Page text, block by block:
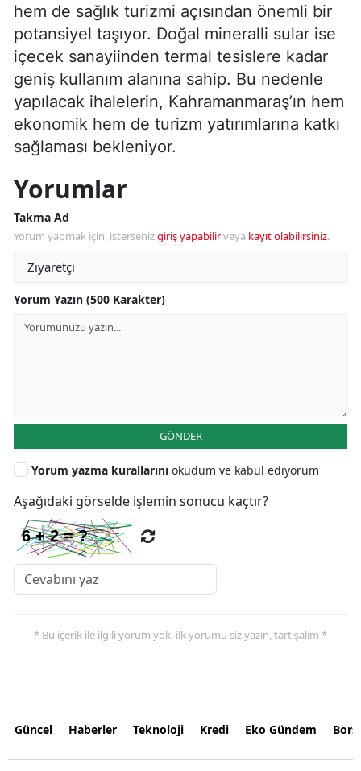
hem de sağlık turizmi açısından önemli bir
potansiyel taşıyor. Doğal mineralli sular ise
içecek sanayiinden termal tesislere kadar
geniş kullanım alanına sahip. Bu nedenle
yapılacak ihalelerin, Kahramanmaraş’ın hem
ekonomik hem de turizm yatırımlarına katkı
sağlaması bekleniyor.
Yorumlar
Takma Ad
Yorum yapmak için, istersenizgiriş yapabilirveya kayıt olabilirsiniz.
Yorum Yazın (500 Karakter)
GÖNDER
Yorum yazma kurallarını okudum ve kabul ediyorum
Aşağıdaki görselde işlemin sonucu kaçtır?
* Bu içerik ile ilgili yorum yok, ilk yorumu siz yazın, tartışalım *
Güncel Haberler Teknoloji Kredi Eko Gündem